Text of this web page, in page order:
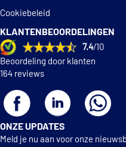
Cookiebeleid
KLANTENBEOORDELINGEN
7.4/10
Beoordeling door klanten
164 reviews
ONZE UPDATES
Meld je nu aan voor onze